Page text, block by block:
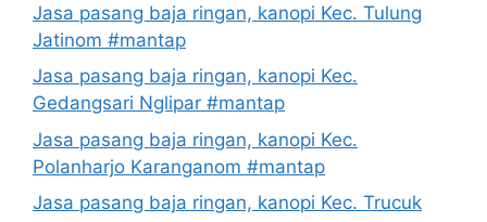
Jasa pasang baja ringan, kanopi Kec. Tulung
Jatinom #mantap
Jasa pasang baja ringan, kanopi Kec.
Gedangsari Nglipar #mantap
Jasa pasang baja ringan, kanopi Kec.
Polanharjo Karanganom #mantap
Jasa pasang baja ringan, kanopi Kec. Trucuk